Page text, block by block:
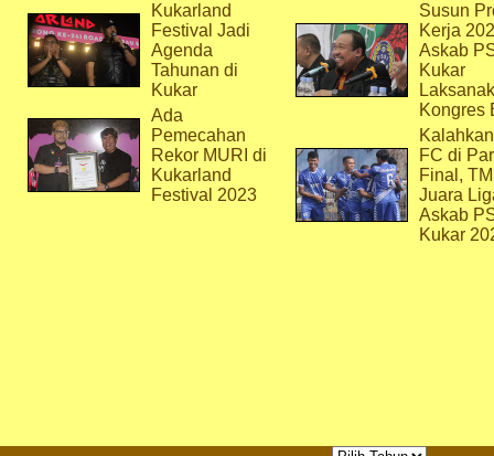
Kukarland
Festival Jadi
Agenda
Tahunan di
Kukar
Ada
Pemecahan
Rekor MURI di
Kukarland
Festival 2023
Susun
Kerja
Askab
Kukar
Kongres
FC di
Final,
Juara
Askab
Kukar